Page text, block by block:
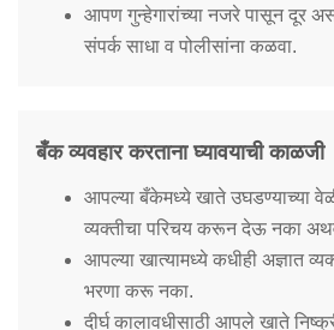
आपण गुन्हेगारांच्या नजरे पासून दूर
संपर्क साधा व पोलीसांना कळवा.
बँक व्यवहार करताना घ्यावयाची काळजी
आपल्या बँकेमध्ये खाते उघडण्याच्या
व्यक्तीचा परिचय करून देऊ नका
आपल्या खात्यामध्ये कधीही अज्ञात
भरणा करू नका.
दीर्घ कालावधीसाठी आपले खाते